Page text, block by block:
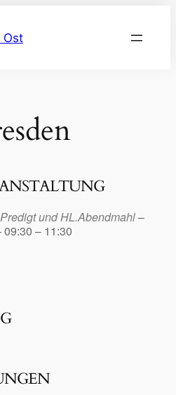
Ost
und HL.Abendmahl–
– 11:30